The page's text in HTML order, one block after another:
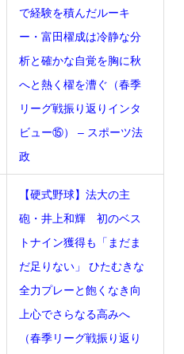
で経験を積んだルーキ
ー・富田櫂成は冷静な分
析と確かな自覚を胸に秋
へと熱く櫂を漕ぐ（春季
リーグ戦振り返りインタ
ビュー⑮） – スポーツ法
政
【硬式野球】法大の主
砲・井上和輝 初のベス
トナイン獲得も「まだま
だ足りない」 ひたむきな
全力プレーと飽くなき向
上心でさらなる高みへ
（春季リーグ戦振り返り